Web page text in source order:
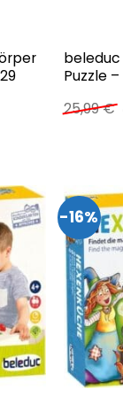
beleduc
Puzzle
25,99€
-16%